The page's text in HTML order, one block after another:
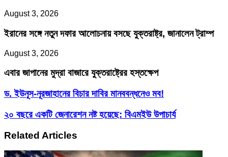
August 3, 2026
ইরানের সঙ্গে নতুন দফার আলোচনায় বসছে যুক্তরাষ্ট্র, জানালেন ট্রাম্প
August 3, 2026
এবার জাপানের মুদ্রা বাজারে যুক্তরাষ্ট্রের হস্তক্ষেপ
ড.
নূরজাহানের
বিচার
মানববন্ধনেও
ড. ইউনূস-নূরজাহানের বিচার দাবির মানববন্ধনেও মব!
২০
একটি
জেনারেশন
নষ্ট
২০ বছরে একটি জেনারেশন নষ্ট হয়েছে: বিএমইউ উপাচার্য
Related Articles